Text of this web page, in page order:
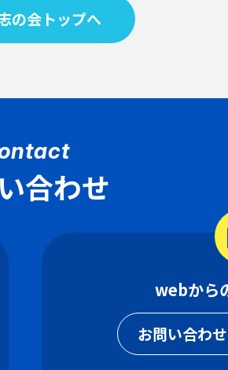
の会トップへ
合わせ
webから
お問い合わ